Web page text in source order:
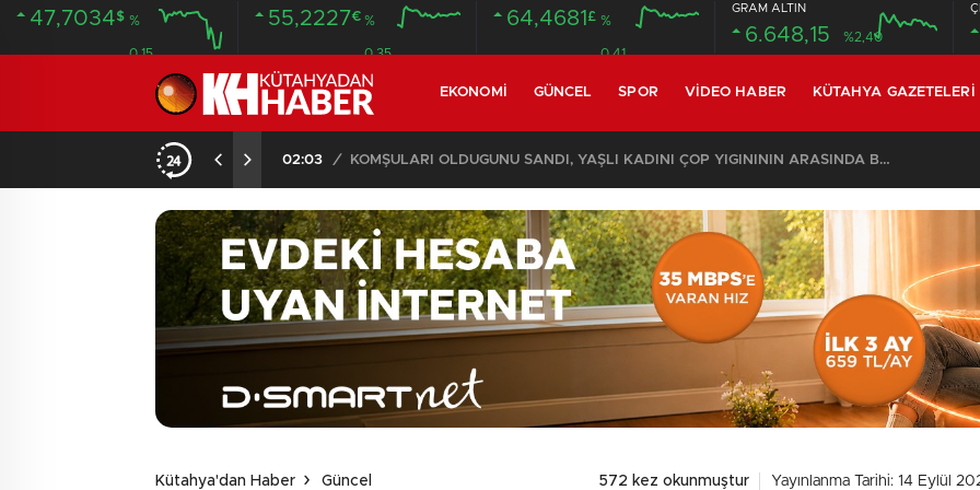
47,7034$ %
0.15
55,2227€ %
0.35
64,4681 £ %
0.41
GRAM ALTIN
6.648,15 %2,40
EKONOMI GÜNCEL SPOR VIDEO HABER KÜTAHYA GAZETELERI
02:03 / KOMŞULARI ÖLDÜĞÜNÜ SANDI, YAŞLI KADINI ÇÖP YIĞINININ ARASINDA BULUNDU
Kütahya'dan Haber Güncel 572 kez okunmuştur Yayınlanma Tarihi: 14 Eylül